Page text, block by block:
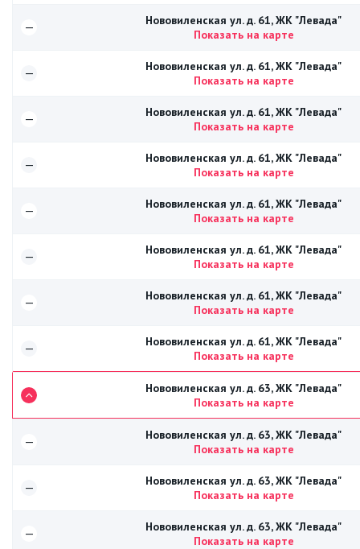
—
Нововиленская ул. д. 61, ЖК "Левада"
Показать на карте
—
Нововиленская ул. д. 61, ЖК "Левада"
Показать на карте
—
Нововиленская ул. д. 61, ЖК "Левада"
Показать на карте
—
Нововиленская ул. д. 61, ЖК "Левада"
Показать на карте
—
Нововиленская ул. д. 61, ЖК "Левада"
Показать на карте
—
Нововиленская ул. д. 61, ЖК "Левада"
Показать на карте
—
Нововиленская ул. д. 61, ЖК "Левада"
Показать на карте
—
Нововиленская ул. д. 61, ЖК "Левада"
Показать на карте
Нововиленская ул. д. 63, ЖК "Левада"
Показать на карте
—
Нововиленская ул. д. 63, ЖК "Левада"
Показать на карте
—
Нововиленская ул. д. 63, ЖК "Левада"
Показать на карте
—
Нововиленская ул. д. 63, ЖК "Левада"
Показать на карте